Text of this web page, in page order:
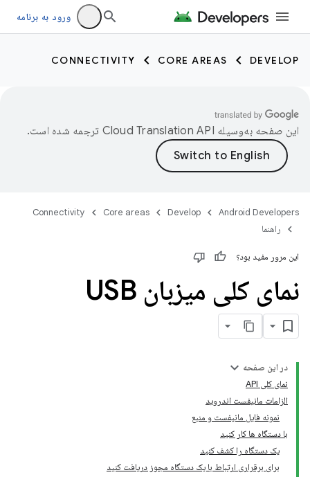
ورود به برنامه
DEVELOP
CORE AREAS
CONNECTIVITY
این صفحه به‌وسیله ترجمه شده است.
Android Developers
Develop
Core areas
Connectivity
راهنما
این مرور مفید بود؟
نمای کلی میزبان USB
در این صفحه
نمای کلی API
الزامات مانیفست اندروید
نمونه فایل مانیفست و منبع
با دستگاه ها کار کنید
یک دستگاه را کشف کنید
برای برقراری ارتباط با یک دستگاه مجوز دریافت کنید